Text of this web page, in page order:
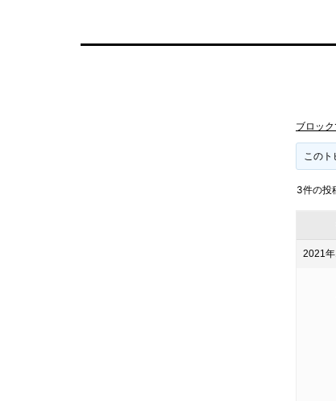
ブロッ
このト
3件の投
2021